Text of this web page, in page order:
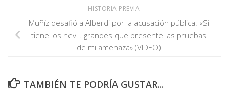
HISTORIA PREVIA
Muñíz desafió a Alberdi por la acusación pública: «Si
tiene los hev… grandes que presente las pruebas
de mi amenaza» (VIDEO)
TAMBIÉN TE PODRÍA GUSTAR...